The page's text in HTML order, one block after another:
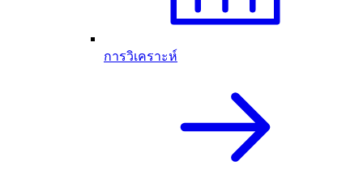
การวิเคราะห์